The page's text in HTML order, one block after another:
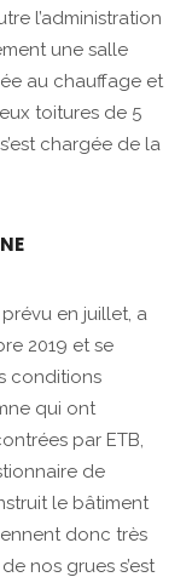
l’administration
une salle
au chauffage et
toitures de 5
chargée de la
en juillet, a
2019 et se
conditions
qui ont
par ETB,
de
le bâtiment
donc très
nos grues s’est